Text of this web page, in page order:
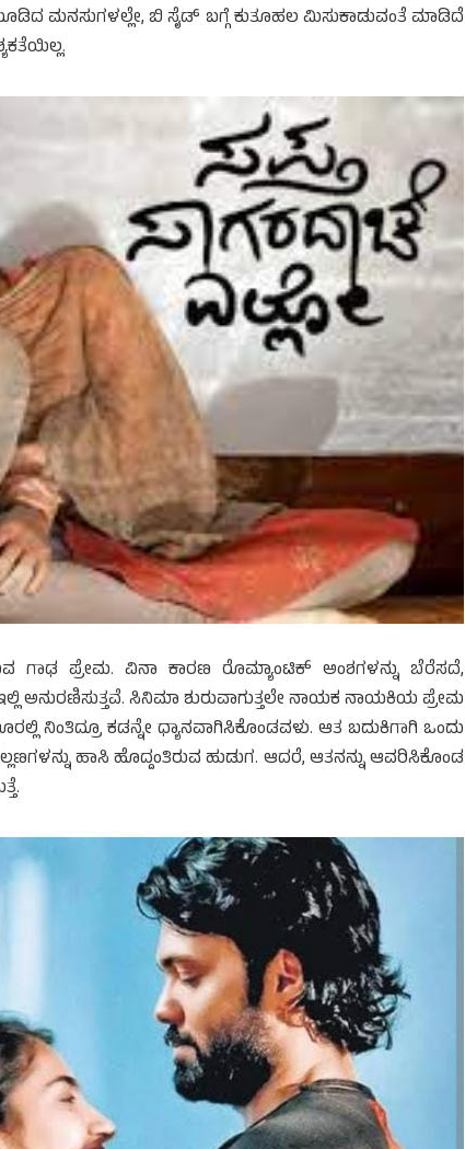
ಮೂಡಿದ ಮನಸುಗಳಲ್ಲೇ, ಬಿ ಸೈಡ್ ಬಗ್ಗೆ ಕುತೂಹಲ ಮಿಸುಕಾಡುವಂತೆ ಮಾಡಿದೆ
ಪ್ರೇಮ. ವಿನಾ ಕಾರಣ ರೊಮ್ಯಾಂಟಿಕ್ ಅಂಶಗಳನ್ನು ಬೆರೆಸದೆ,
ಅನುರಣಿಸುತ್ತವೆ. ಸಿನಿಮಾ ಶುರುವಾಗುತ್ತಲೇ ನಾಯಕ ನಾಯಕಿಯ ಪ್ರೇಮ
ನಿಂತಿದ್ರೂ ಕಡನ್ನೇ ಧ್ಯಾನವಾಗಿಸಿಕೊಂಡವಳು. ಆತ ಬದುಕಿಗಾಗಿ ಒಂದು
ಹಾಸಿ ಹೊದ್ದಂತಿರುವ ಹುಡುಗ. ಆದರೆ, ಆತನನ್ನು ಆವರಿಸಿಕೊಂಡ